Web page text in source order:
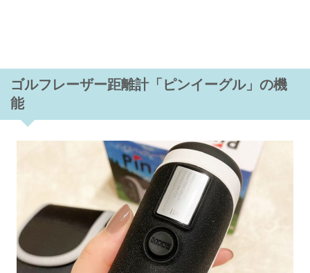
ゴルフレーザー距離計「ピンイーグル」の機
能